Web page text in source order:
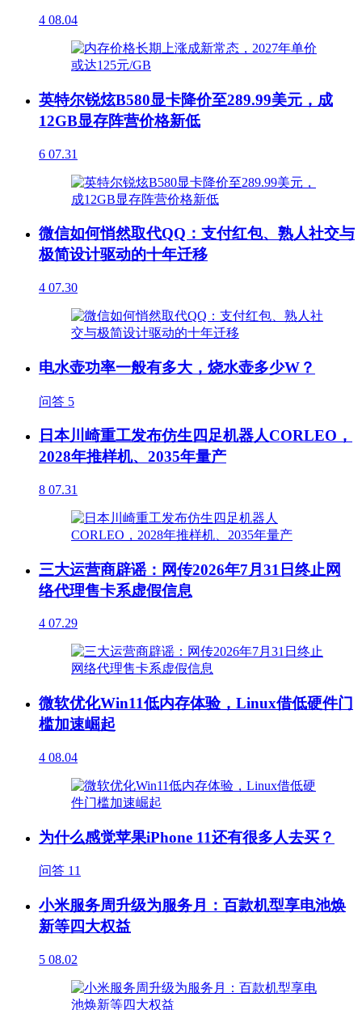
4 08.04
英特尔锐炫B580显卡降价至289.99美元，成
12GB显存阵营价格新低
6 07.31
微信如何悄然取代QQ：支付红包、熟人社交与
极简设计驱动的十年迁移
4 07.30
电水壶功率一般有多大，烧水壶多少W？
问答 5
日本川崎重工发布仿生四足机器人CORLEO，
2028年推样机、2035年量产
8 07.31
三大运营商辟谣：网传2026年7月31日终止网
络代理售卡系虚假信息
4 07.29
微软优化Win11低内存体验，Linux借低硬件门
槛加速崛起
4 08.04
为什么感觉苹果iPhone 11还有很多人去买？
问答 11
小米服务周升级为服务月：百款机型享电池焕
新等四大权益
5 08.02